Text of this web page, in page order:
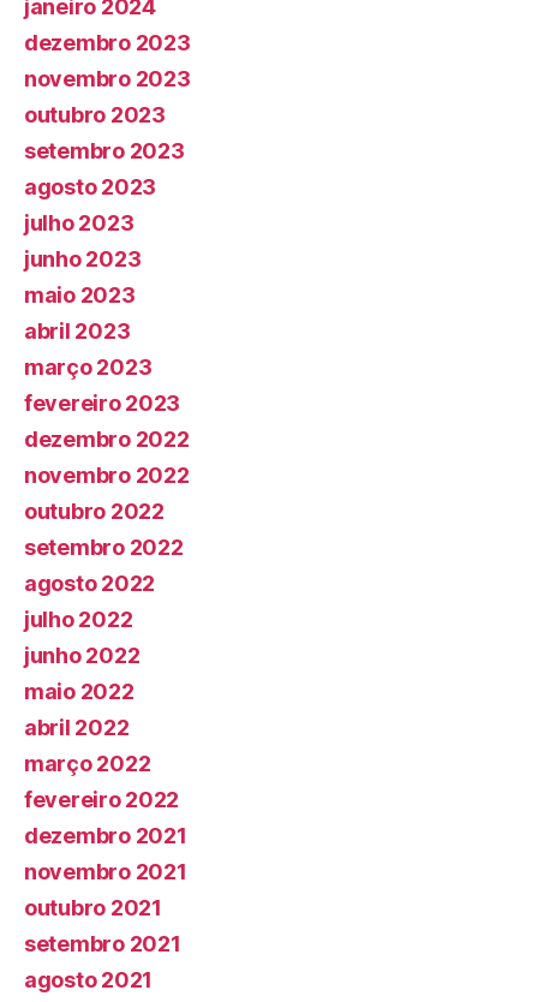
janeiro 2024
dezembro 2023
novembro 2023
outubro 2023
setembro 2023
agosto 2023
julho 2023
junho 2023
maio 2023
abril 2023
março 2023
fevereiro 2023
dezembro 2022
novembro 2022
outubro 2022
setembro 2022
agosto 2022
julho 2022
junho 2022
maio 2022
abril 2022
março 2022
fevereiro 2022
dezembro 2021
novembro 2021
outubro 2021
setembro 2021
agosto 2021